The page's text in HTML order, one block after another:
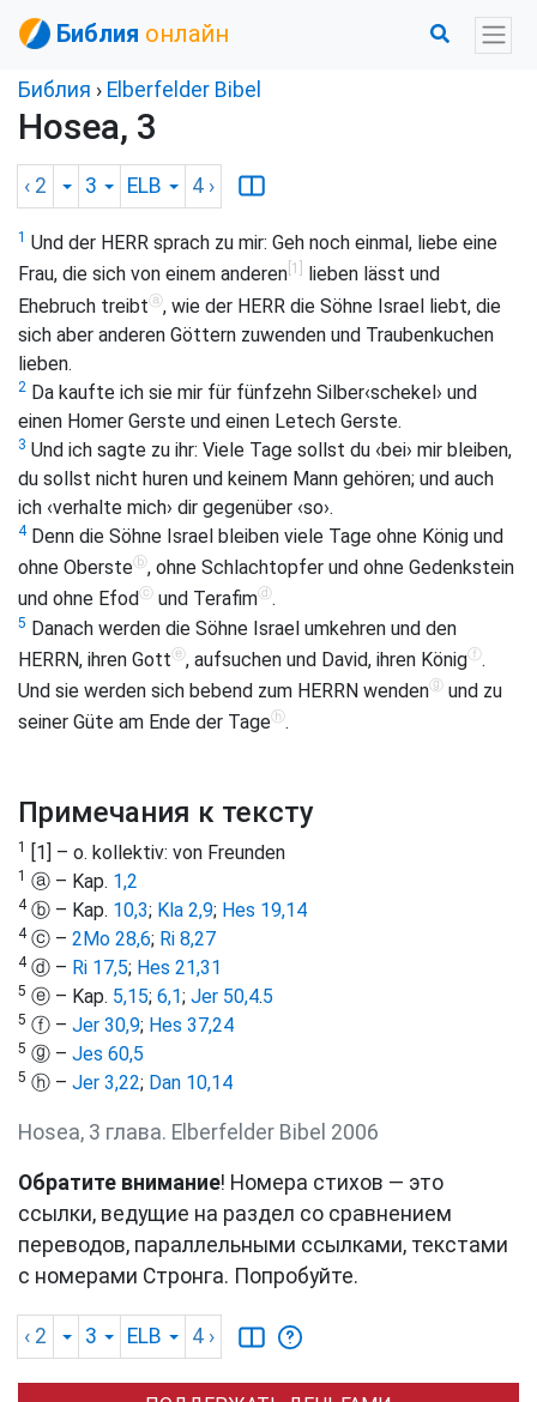
Библия онлайн
Библия › Elberfelder Bibel
Hosea, 3
‹ 2 3 ELB 4 ›
1 Und der HERR sprach zu mir: Geh noch einmal, liebe eine
Frau, die sich von einem anderen [1]
lieben lässt und
Ehebruch treibtⓐ, wie der HERR die Söhne Israel liebt, die
sich aber anderen Göttern zuwenden und Traubenkuchen
lieben.
2 Da kaufte ich sie mir für fünfzehn Silber‹schekel› und
einen Homer Gerste und einen Letech Gerste.
3 Und ich sagte zu ihr: Viele Tage sollst du ‹bei› mir bleiben,
du sollst nicht huren und keinem Mann gehören; und auch
ich ‹verhalte mich› dir gegenüber ‹so›.
4Denn die Söhne Israel bleiben viele Tage ohne König und
ohne Obersteⓑ, ohne Schlachtopfer und ohne Gedenkstein
und ohne Efodⓒ und Terafimⓓ.
5 Danach werden die Söhne Israel umkehren und den
HERRN, ihren Gottⓔ, aufsuchen und David, ihren Königⓕ.
Und sie werden sich bebend zum HERRN wendenⓖ und zu
seiner Güte am Ende der Tageⓗ.
Примечания к тексту
1 [1] – o. kollektiv: von Freunden
1 ⓐ – Kap. 1,2
4ⓑ – Kap. 10,3; Kla 2,9; Hes 19,14
4ⓒ – 2Mo 28,6; Ri 8,27
4ⓓ – Ri 17,5; Hes 21,31
5 ⓔ – Kap. 5,15; 6,1; Jer 50,4.5
5 ⓕ – Jer 30,9; Hes 37,24
5 ⓖ – Jes 60,5
5 ⓗ – Jer 3,22; Dan 10,14
Hosea, 3 глава. Elberfelder Bibel 2006
Обратите внимание! Номера стихов — это
ссылки, ведущие на раздел со сравнением
переводов, параллельными ссылками, текстами
с номерами Стронга. Попробуйте.
‹ 2 3 ELB 4 ›